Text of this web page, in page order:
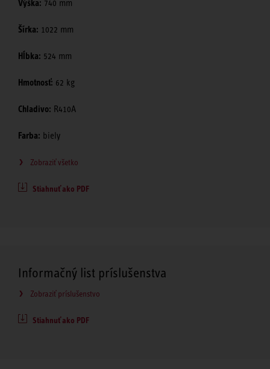
Výška: 740 mm
Šírka: 1022 mm
Hĺbka: 524 mm
Hmotnosť: 62 kg
Chladivo: R410A
Farba: biely
Zobraziť všetko
Stiahnuť ako PDF
Informačný list príslušenstva
Zobraziť príslušenstvo
Stiahnuť ako PDF